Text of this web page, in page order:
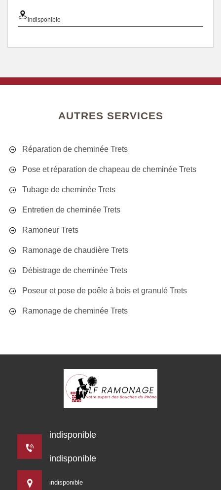
indisponible
AUTRES SERVICES
Réparation de cheminée Trets
Pose et réparation de chapeau de cheminée Trets
Tubage de cheminée Trets
Entretien de cheminée Trets
Ramoneur Trets
Ramonage de chaudière Trets
Débistrage de cheminée Trets
Poseur et pose de poêle à bois et granulé Trets
Ramonage de cheminée Trets
indisponible
indisponible
indisponible